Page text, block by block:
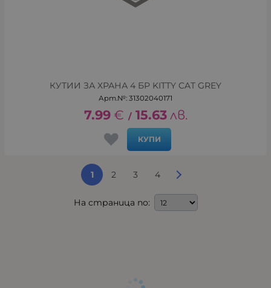
КУТИИ ЗА ХРАНА 4 БР KITTY CAT GREY
Арт.№: 31302040171
7.99 € / 15.63 лв.
КУПИ
1 2 3 4
На страница по: